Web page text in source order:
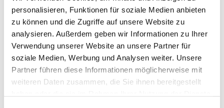
personalisieren, Funktionen für soziale Medien anbieten
zu können und die Zugriffe auf unsere Website zu
analysieren. Außerdem geben wir Informationen zu Ihrer
Verwendung unserer Website an unsere Partner für
soziale Medien, Werbung und Analysen weiter. Unsere
Partner führen diese Informationen möglicherweise mit
weiteren Daten zusammen, die Sie ihnen bereitgestellt